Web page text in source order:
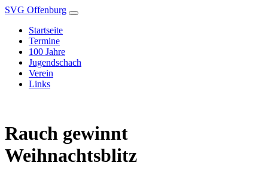
SVG Offenburg
Startseite
Termine
100 Jahre
Jugendschach
Verein
Links
Rauch gewinnt
Weihnachtsblitz